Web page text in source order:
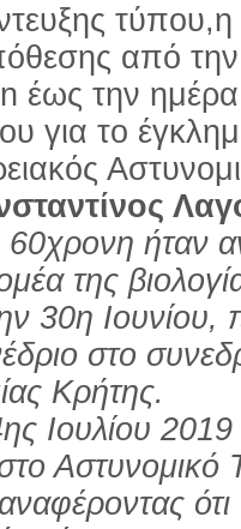
από
έως την
για το
ήταν
της
30η Ιουνίου,
στο
Κρήτης.
Ιουλίου
Αστυνομικό